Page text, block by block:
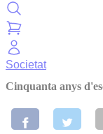
Societat
Cinquanta anys